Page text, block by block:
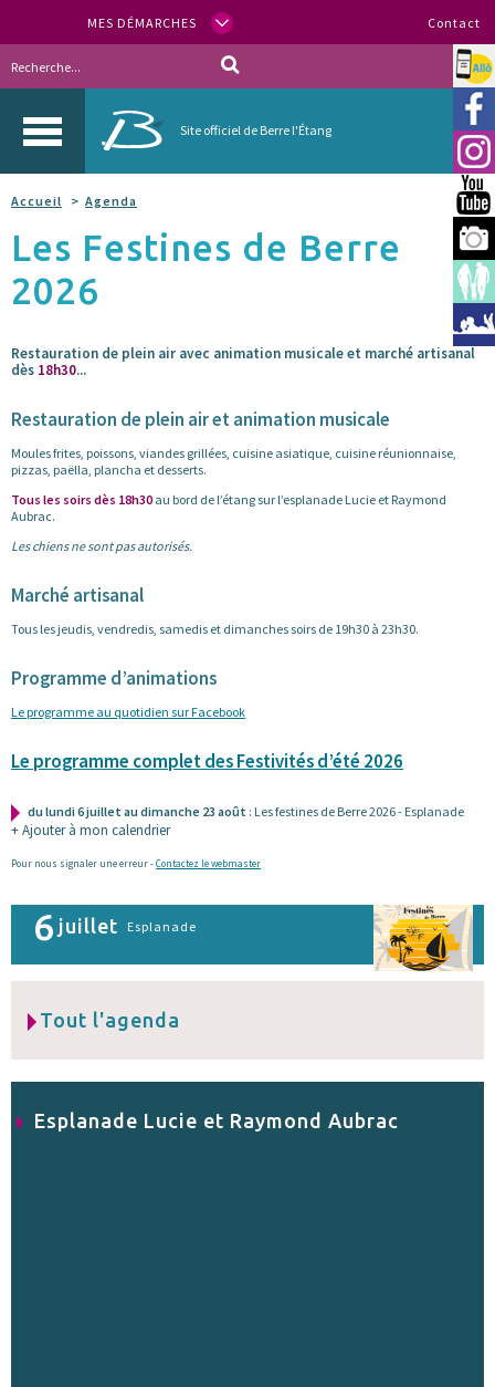
MES DÉMARCHES Contact
Site officiel de Berre l'Étang
Allo
Accueil Agenda
Les Festines de Berre
2026
Restauration de plein air avec animation musicale et marché artisanal
dès 18h30...
Restauration de plein air et animation musicale
Moules frites, poissons, viandes grillées, cuisine asiatique, cuisine réunionnaise,
pizzas, paëlla, plancha et desserts.
Tous les soirs dès 18h30 au bord de l’étang sur l’esplanade Lucie et Raymond
Aubrac.
Les chiens ne sont pas autorisés.
Marché artisanal
Tous les jeudis, vendredis, samedis et dimanches soirs de 19h30 à 23h30.
Programme d’animations
Le programme au quotidien sur Facebook
Le programme complet des Festivités d’été 2026
du lundi 6 juillet au dimanche 23 août : Les festines de Berre 2026 - Esplanade
+ Ajouter à mon calendrier
Pour nous signaler une erreur -Contactez le webmaster
6 juillet Esplanade
Tout l'agenda
Esplanade Lucie et Raymond Aubrac